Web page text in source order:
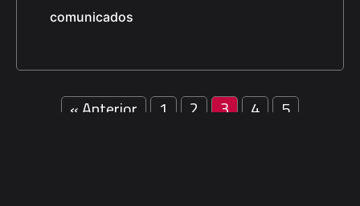
comunicados
« Anterior 1 2 3 4
5